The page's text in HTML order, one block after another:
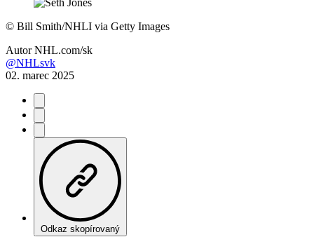
© Bill Smith/NHLI via Getty Images
Autor NHL.com/sk
@NHLsvk
02. marec 2025
Odkaz skopírovaný